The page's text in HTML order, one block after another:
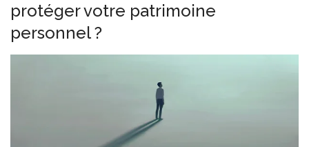
protéger votre patrimoine
personnel ?